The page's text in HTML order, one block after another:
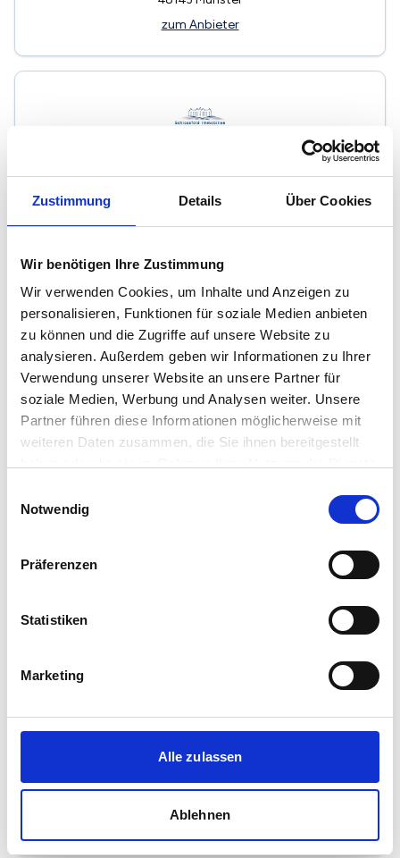
Zustimmung Details Über Cookies
Wir benötigen Ihre Zustimmung
Wir verwenden Cookies, um Inhalte und Anzeigen zu
personalisieren, Funktionen für soziale Medien anbieten
zu können und die Zugriffe auf unsere Website zu
analysieren. Außerdem geben wir Informationen zu Ihrer
Verwendung unserer Website an unsere Partner für
soziale Medien, Werbung und Analysen weiter. Unsere
Partner führen diese Informationen möglicherweise mit
weiteren Daten zusammen, die Sie ihnen bereitgestellt
Notwendig
Präferenzen
Statistiken
Marketing
Alle zulassen
Ablehnen
zum Anbieter
48308Senden
zum Anbieter
Soucek Immobilien Münster - Sabine Soucek
Sandfort-Immobilien
Immobilienmakler
zum Anbieter